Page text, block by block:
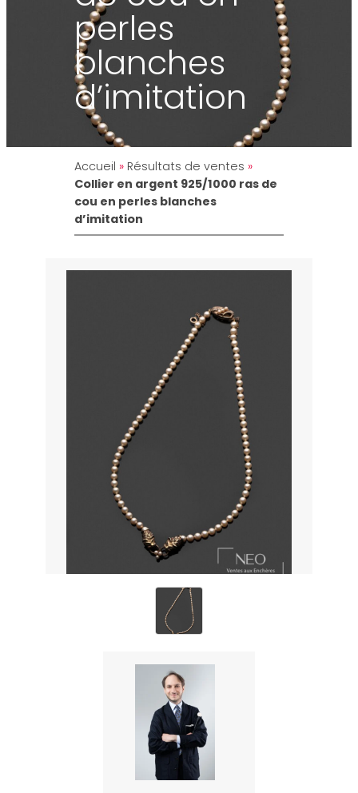
perles
blanches
d’imitation
Accueil » Résultats de ventes »
Collier en argent 925/1000 ras de
cou en perles blanches
d’imitation